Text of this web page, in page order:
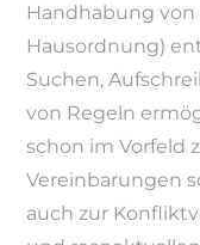
Handhabung von
Hausordnung)
Suchen,
von Regeln
schon im Vorfeld
Vereinbarungen
auch zur